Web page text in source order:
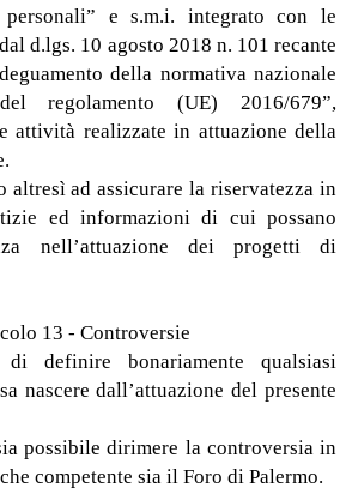
e s.m.i. integrato con le
d.lgs. 10 agosto 2018 n. 101 recante
della normativa nazionale
regolamento (UE) 2016/679”,
attività realizzate in attuazione della
altresì ad assicurare la riservatezza in
ed informazioni di cui possano
nell’attuazione dei progetti di
13 - Controversie
definire bonariamente qualsiasi
nascere dall’attuazione del presente
possibile dirimere la controversia in
competente sia il Foro di Palermo.